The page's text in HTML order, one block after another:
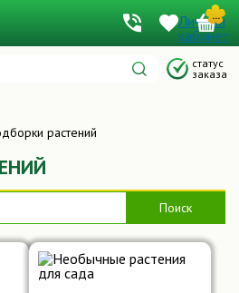
Личный
кабинет
...
статус
заказа
растений
Поиск
товара и мы сообщим
О ПОСТУПЛЕНИИ